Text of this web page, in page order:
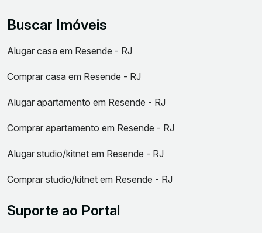
Buscar Imóveis
Alugar casa em Resende - RJ
Comprar casa em Resende - RJ
Alugar apartamento em Resende - RJ
Comprar apartamento em Resende - RJ
Alugar studio/kitnet em Resende - RJ
Comprar studio/kitnet em Resende - RJ
Suporte ao Portal